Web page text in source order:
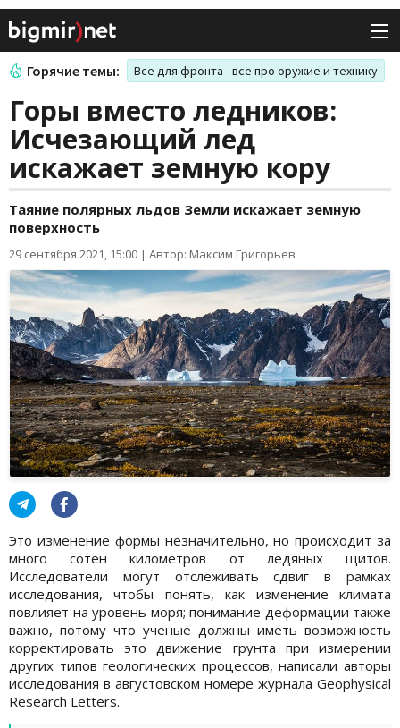
Горячие темы: Все для фронта - все про оружие и технику
Горы вместо ледников:
Исчезающий лед
искажает земную кору
Таяние полярных льдов Земли искажает земную
поверхность
29 сентября 2021, 15:00 | Автор: Максим Григорьев
Это изменение формы незначительно, но происходит за
много сотен километров от ледяных щитов.
Исследователи могут отслеживать сдвиг в рамках
исследования, чтобы понять, как изменение климата
повлияет на уровень моря; понимание деформации также
важно, потому что ученые должны иметь возможность
корректировать это движение грунта при измерении
других типов геологических процессов, написали авторы
исследования в августовском номере журнала Geophysical
Research Letters.